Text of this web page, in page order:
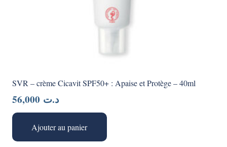
SVR – crème Cicavit SPF50+ : Apaise et Protège – 40ml
د.ت
Ajouter au panier